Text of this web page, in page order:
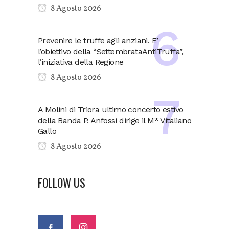
8 Agosto 2026
Prevenire le truffe agli anziani. E’
l’obiettivo della “SettembrataAntiTruffa”,
l’iniziativa della Regione
8 Agosto 2026
A Molini di Triora ultimo concerto estivo
della Banda P. Anfossi dirige il M* Vitaliano
Gallo
8 Agosto 2026
FOLLOW US